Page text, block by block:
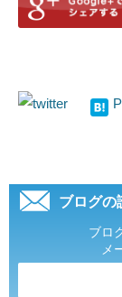
ブログの
ブロ
メ